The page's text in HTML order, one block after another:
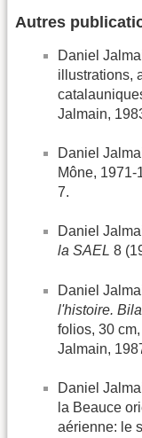
Autres
Daniel
illustrations,
Jalmain,
Daniel
Mône, 1971-
7.
Daniel
la SAEL 8
Daniel
l'histoire.
folios, 30
Jalmain,
Daniel
la Beauce
aérienne: le